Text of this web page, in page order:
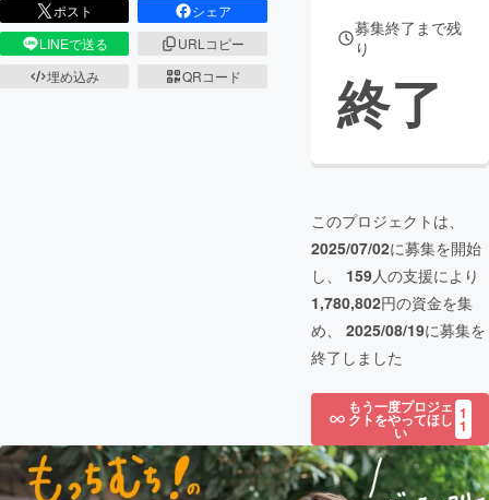
ポスト
シェア
LINEで送る
URLコピー
埋め込み
QRコード
募集終了まで残
り
終了
このプロジェクトは、
2025/07/02に募集を開始
し、 159人の支援により
1,780,802円の資金を集
め、 2025/08/19に募集を
終了しました
もう一度プロジェ
クトをやってほし
い
1
1